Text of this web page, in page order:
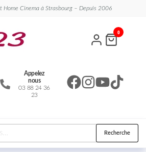
Home Cinema à Strasbourg – Depuis 2006
Appelez
nous
03 88 24 36
23
0
Recherche